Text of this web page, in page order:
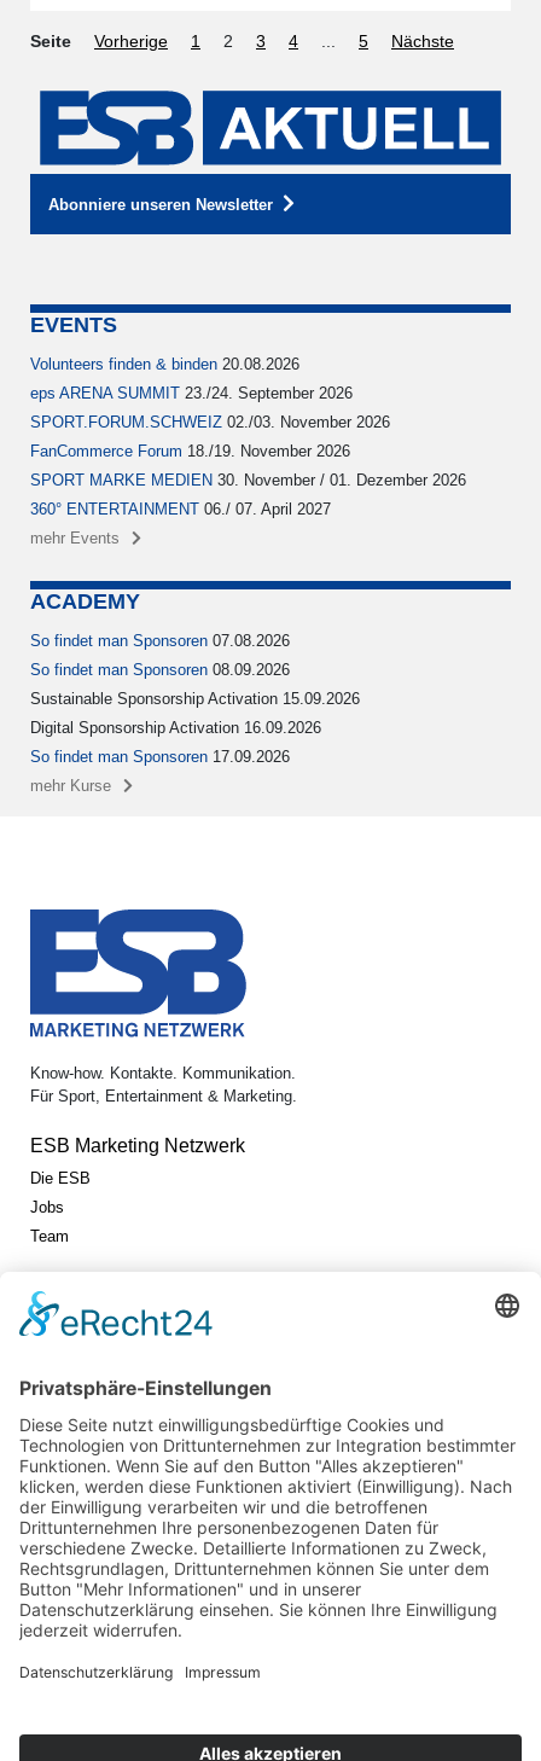
Seite Vorherige 1 2 3 4 5 Nächste
Abonniere unseren Newsletter
EVENTS
Volunteers finden & binden 20.08.2026
eps ARENA SUMMIT 23./24. September 2026
SPORT.FORUM.SCHWEIZ 02./03. November 2026
FanCommerce Forum 18./19. November 2026
SPORT MARKE MEDIEN 30. November / 01. Dezember 2026
360° ENTERTAINMENT 06./ 07. April 2027
mehr Events
ACADEMY
So findet man Sponsoren 07.08.2026
So findet man Sponsoren 08.09.2026
Sustainable Sponsorship Activation 15.09.2026
Digital Sponsorship Activation 16.09.2026
So findet man Sponsoren 17.09.2026
mehr Kurse
Know-how. Kontakte. Kommunikation.
Für Sport, Entertainment & Marketing.
ESB Marketing Netzwerk
Die ESB
Jobs
Team
Jetzt vernetzen!
Die ESB auf LinkedIn
Newsletter abonnieren
Events
360° ENTERTAINMENT
eps ARENA SUMMIT
FANCOMMERCE FORUM
MARKENFESTIVAL
Markenforum
SCHWEIZER MARKENKONGRESS